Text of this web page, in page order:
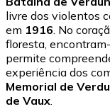
livre dos violentos
em 1916. No
floresta,
permite
experiência dos
Memorial de
de Vaux.